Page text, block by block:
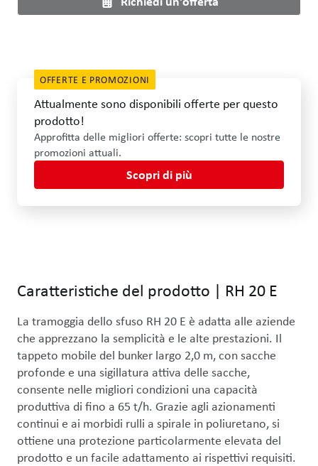
OFFERTE E PROMOZIONI
Attualmente sono disponibili offerte per questo
prodotto!
Approfitta delle migliori offerte: scopri tutte le nostre
promozioni attuali.
Scopri di più
Caratteristiche del prodotto | RH 20 E
La tramoggia dello sfuso RH 20 E è adatta alle aziende
che apprezzano la semplicità e le alte prestazioni. Il
tappeto mobile del bunker largo 2,0 m, con sacche
profonde e una sigillatura attiva delle sacche,
consente nelle migliori condizioni una capacità
produttiva di fino a 65 t/h. Grazie agli azionamenti
continui e ai morbidi rulli a spirale in poliuretano, si
ottiene una protezione particolarmente elevata del
prodotto e un facile adattamento ai rispettivi requisiti.